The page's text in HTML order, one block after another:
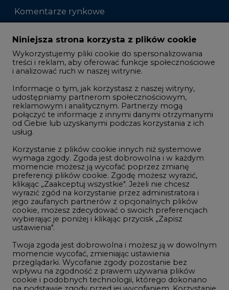
Komentarze rynkowe
Zmiany kadrowe na rynku
Studio CIRE
Rozmowy o energetyce
Gospodarka
Geopolityka
LTE450
Innowacje i AI
Telekomunikacja i IT
Handel emisjami CO2
Wodór
Górnictwo
Atom
Fotowoltaika
Niniejsza strona korzysta z plików cookie
Wykorzystujemy pliki cookie do spersonalizowania
treści i reklam, aby oferować funkcje społecznościowe
i analizować ruch w naszej witrynie.
Informacje o tym, jak korzystasz z naszej witryny,
udostępniamy partnerom społecznościowym,
reklamowym i analitycznym. Partnerzy mogą
połączyć te informacje z innymi danymi otrzymanymi
od Ciebie lub uzyskanymi podczas korzystania z ich
usług.
Korzystanie z plików cookie innych niż systemowe
wymaga zgody. Zgoda jest dobrowolna i w każdym
momencie możesz ją wycofać poprzez zmianę
preferencji plików cookie. Zgodę możesz wyrazić,
klikając „Zaakceptuj wszystkie". Jeżeli nie chcesz
wyrazić zgód na korzystanie przez administratora i
jego zaufanych partnerów z opcjonalnych plików
cookie, możesz zdecydować o swoich preferencjach
wybierając je poniżej i klikając przycisk „Zapisz
ustawienia".
Twoja zgoda jest dobrowolna i możesz ją w dowolnym
momencie wycofać, zmieniając ustawienia
przeglądarki. Wycofanie zgody pozostanie bez
wpływu na zgodność z prawem używania plików
cookie i podobnych technologii, którego dokonano
na podstawie zgody przed jej wycofaniem. Korzystanie